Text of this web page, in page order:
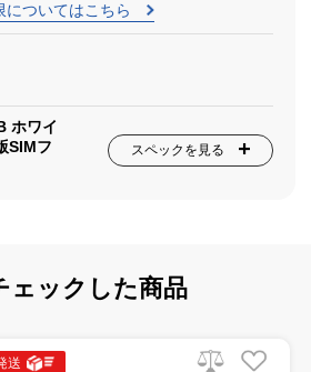
についてはこちら
ホワイ
SIMフ
スペックを見る
ェックした商品
送